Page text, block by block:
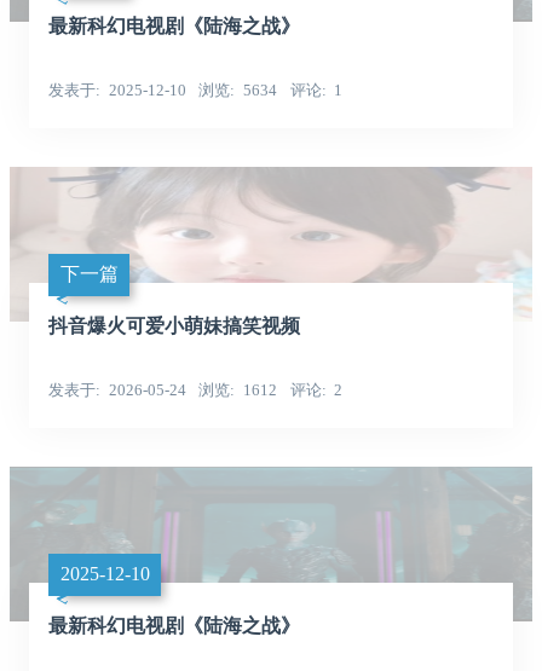
最新科幻电视剧《陆海之战》
发表于 2025-12-10 浏览 5634 评论 1
下一篇
抖音爆火可爱小萌妹搞笑视频
发表于 2026-05-24 浏览 1612 评论 2
2025-12-10
最新科幻电视剧《陆海之战》